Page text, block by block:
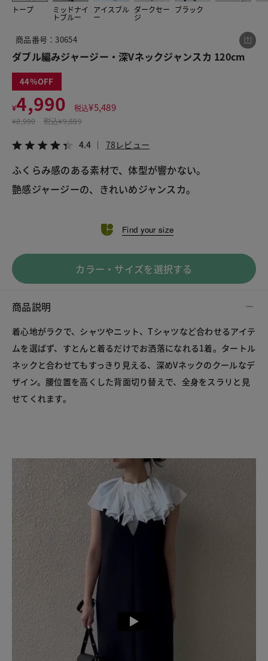
トープ ミッドナイ
トブルー
アイスブル
ー
ダークセー
ジ
ブラック
商品番号：30654
ダブル編みジャージー・深Vネックジャンスカ 120cm
44
¥4,990 税込¥5,489
¥8,990 税込¥9,889
4.4 78レビュー
ふくらみ感のある素材で、体型が響かない。
艶感ジャージーの、きれいめジャンスカ。
Find your size
カラー・サイズを選択する
商品説明
着心地がラクで、シャツやニット、Tシャツなど合わせるアイテ
ムを選ばず、すとんと着るだけでお洒落になれる1着。タートル
ネックと合わせてもすっきり見える、深めVネックのクールなデ
ザイン。腰位置を高くした背面切り替えで、全身をスラリと見
せてくれます。
この商品をシェアする
¥4,990 税込¥5,489
LINE X メール